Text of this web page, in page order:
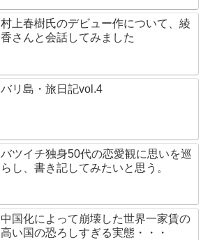
村上春樹氏のデビュー作について、綾
香さんと会話してみました
バリ島・旅日記vol.4
バツイチ独身50代の恋愛観に思いを巡
らし、書き記してみたいと思う。
中国化によって崩壊した世界一家賃の
高い国の恐ろしすぎる実態・・・